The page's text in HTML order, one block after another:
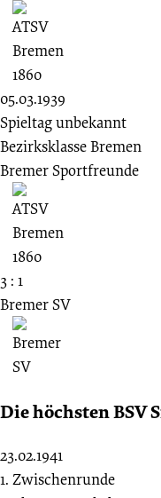
05.03.1939
Spieltag unbekannt
Bezirksklasse Bremen
Bremer Sportfreunde
3 : 1
Bremer SV
Die höchsten BSV
23.02.1941
1. Zwischenrunde